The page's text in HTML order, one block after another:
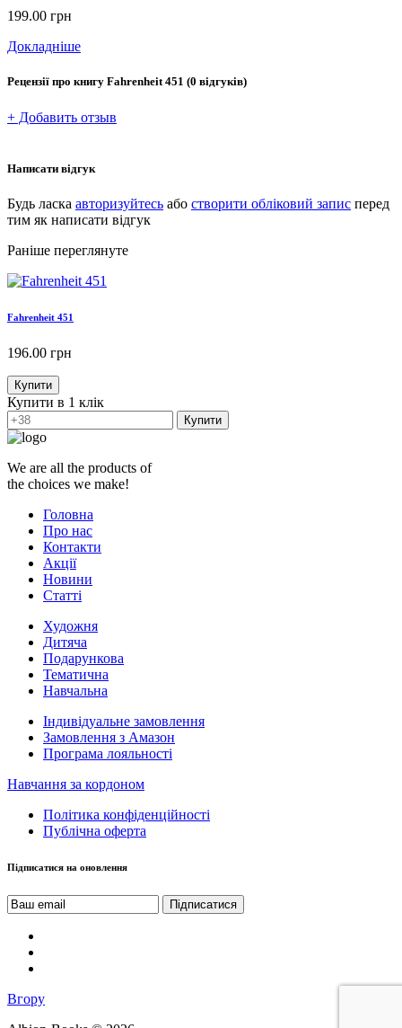
199.00 грн
Докладніше
Рецензії про книгу Fahrenheit 451 (0 відгуків)
+ Добавить отзыв
Написати відгук
Будь ласка авторизуйтесь або створити обліковий запис перед
тим як написати відгук
Раніше переглянуте
Fahrenheit 451
196.00 грн
Купити
Купити в 1 клік
Купити
We are all the products of
the choices we make!
Головна
Про нас
Контакти
Акції
Новини
Статті
Художня
Дитяча
Подарункова
Тематична
Навчальна
Індивідуальне замовлення
Замовлення з Амазон
Програма лояльності
Навчання за кордоном
Політика конфіденційності
Публічна оферта
Підписатися на оновлення
Вгору